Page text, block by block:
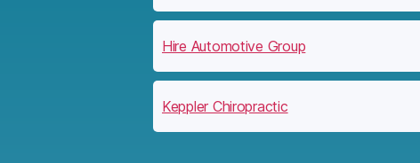
Hire Automotive Group
Keppler Chiropractic